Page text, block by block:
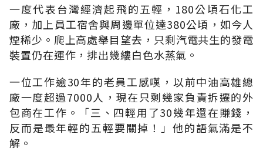
一度代表台灣經濟起飛的五輕，180公頃石化工
廠，加上員工宿舍與周邊單位達380公頃，如今人
煙稀少。爬上高處舉目望去，只剩汽電共生的發電
裝置仍在運作，排出幾縷白色水蒸氣。
一位工作逾30年的老員工感嘆，以前中油高雄總
廠一度超過7000人，現在只剩幾家負責拆遷的外
包商在工作。「三、四輕用了30幾年還在賺錢，
反而是最年輕的五輕要關掉！」他的語氣滿是不
解。